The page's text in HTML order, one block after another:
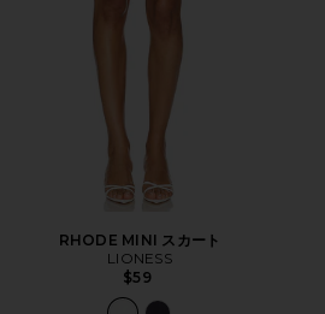
RHODE MINI スカート
LIONESS
$59